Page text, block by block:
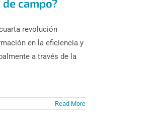
campo?
revolución
en la eficiencia y
a través de la
Read More